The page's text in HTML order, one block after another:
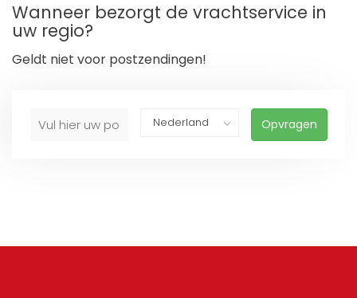
Wanneer bezorgt de vrachtservice in
uw regio?
Geldt niet voor postzendingen!
Opvragen